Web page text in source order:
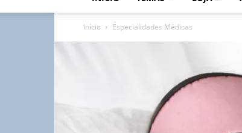
Edição
Início Especialidades Médicas